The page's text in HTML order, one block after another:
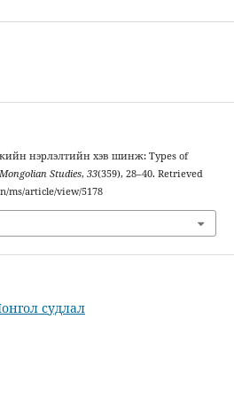
нэрлэлтийн хэв шинж: Types of
Mongolian Studies, 33(359), 28–40. Retrieved
ms/article/view/5178
судлал